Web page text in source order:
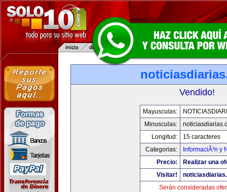
Vendido!
Mayusculas:
Minusculas:
Longitud:
15 caracteres
Categorias:
InformaciÃ³n y
Precio:
Realizar una
Visitar!
Serán consideradas